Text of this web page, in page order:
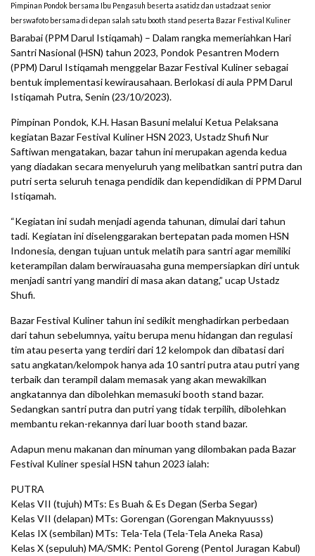
Pimpinan Pondok bersama Ibu Pengasuh beserta asatidz dan ustadzaat senior
berswafoto bersama di depan salah satu booth stand peserta Bazar Festival Kuliner
Barabai (PPM Darul Istiqamah) – Dalam rangka memeriahkan Hari
Santri Nasional (HSN) tahun 2023, Pondok Pesantren Modern
(PPM) Darul Istiqamah menggelar Bazar Festival Kuliner sebagai
bentuk implementasi kewirausahaan. Berlokasi di aula PPM Darul
Istiqamah Putra, Senin (23/10/2023).
Pimpinan Pondok, K.H. Hasan Basuni melalui Ketua Pelaksana
kegiatan Bazar Festival Kuliner HSN 2023, Ustadz Shufi Nur
Saftiwan mengatakan, bazar tahun ini merupakan agenda kedua
yang diadakan secara menyeluruh yang melibatkan santri putra dan
putri serta seluruh tenaga pendidik dan kependidikan di PPM Darul
Istiqamah.
“Kegiatan ini sudah menjadi agenda tahunan, dimulai dari tahun
tadi. Kegiatan ini diselenggarakan bertepatan pada momen HSN
Indonesia, dengan tujuan untuk melatih para santri agar memiliki
keterampilan dalam berwirauasaha guna mempersiapkan diri untuk
menjadi santri yang mandiri di masa akan datang,” ucap Ustadz
Shufi.
Bazar Festival Kuliner tahun ini sedikit menghadirkan perbedaan
dari tahun sebelumnya, yaitu berupa menu hidangan dan regulasi
tim atau peserta yang terdiri dari 12 kelompok dan dibatasi dari
satu angkatan/kelompok hanya ada 10 santri putra atau putri yang
terbaik dan terampil dalam memasak yang akan mewakilkan
angkatannya dan dibolehkan memasuki booth stand bazar.
Sedangkan santri putra dan putri yang tidak terpilih, dibolehkan
membantu rekan-rekannya dari luar booth stand bazar.
Adapun menu makanan dan minuman yang dilombakan pada Bazar
Festival Kuliner spesial HSN tahun 2023 ialah:
PUTRA
Kelas VII (tujuh) MTs: Es Buah & Es Degan (Serba Segar)
Kelas VII (delapan) MTs: Gorengan (Gorengan Maknyuusss)
Kelas IX (sembilan) MTs: Tela-Tela (Tela-Tela Aneka Rasa)
Kelas X (sepuluh) MA/SMK: Pentol Goreng (Pentol Juragan Kabul)